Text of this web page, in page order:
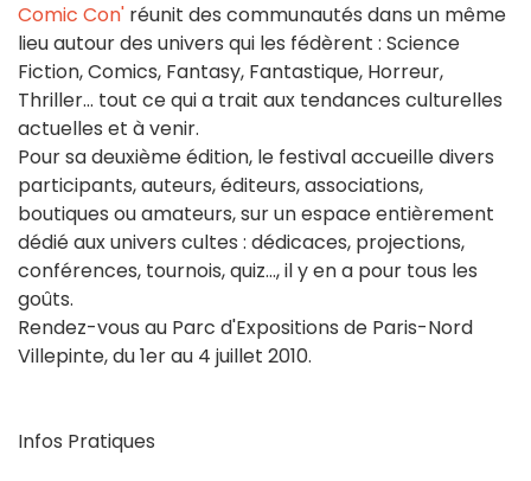
Comic Con' réunit des communautés dans un même
lieu autour des univers qui les fédèrent : Science
Fiction, Comics, Fantasy, Fantastique, Horreur,
Thriller... tout ce qui a trait aux tendances culturelles
actuelles et à venir.
Pour sa deuxième édition, le festival accueille divers
participants, auteurs, éditeurs, associations,
boutiques ou amateurs, sur un espace entièrement
dédié aux univers cultes : dédicaces, projections,
conférences, tournois, quiz..., il y en a pour tous les
goûts.
Rendez-vous au Parc d'Expositions de Paris-Nord
Villepinte, du 1er au 4 juillet 2010.
Infos Pratiques